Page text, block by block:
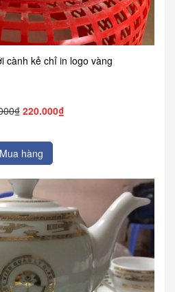
cành kẻ chỉ in logo vàng
220.000₫
Mua hàng